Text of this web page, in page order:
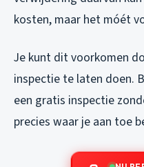
kosten, maar het móét
Je kunt dit voorkomen
inspectie te laten doen.
een gratis inspectie
precies waar je aan toe